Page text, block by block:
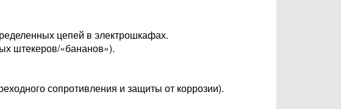
цепей в электрошкафах.
штекеров/«бананов»).
сопротивления и защиты от коррозии).